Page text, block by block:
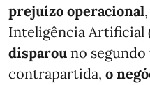
prejuízo operacional
Inteligência Artificial
disparou no
contrapartida, o